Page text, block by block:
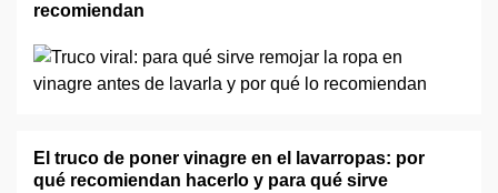
recomiendan
El truco de poner vinagre en el lavarropas: por
qué recomiendan hacerlo y para qué sirve